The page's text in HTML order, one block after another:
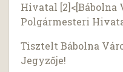
Hivatal [2]<[Bábolna
Polgármesteri
Tisztelt Bábolna
Jegyzője!